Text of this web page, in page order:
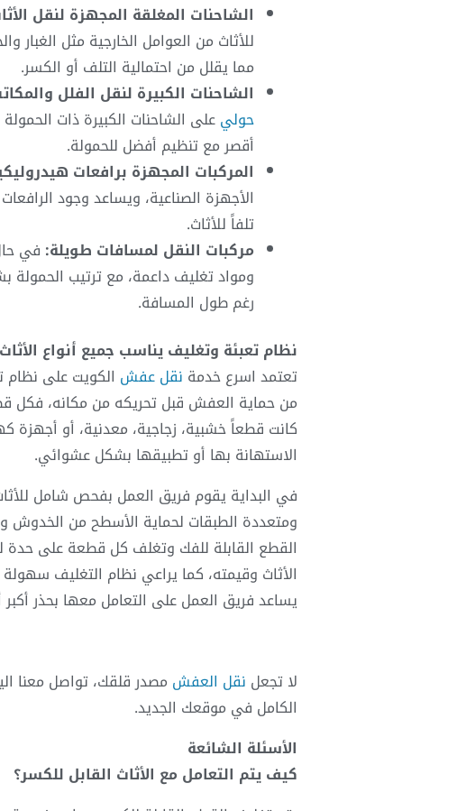
الشاحنات المغلقة المجهزة لنقل
للأثاث من العوامل الخارجية مثل
مما يقلل من احتمالية التلف أو الكسر.
الشاحنات الكبيرة لنقل الفلل
حوليعلى الشاحنات الكبيرة ذات
أقصر مع تنظيم أفضل للحمولة.
المركبات المجهزة برافعات
الأجهزة الصناعية، ويساعد وجود
تلفاً للأثاث.
مركبات النقل لمسافات طويلة: في
ومواد تغليف داعمة، مع ترتيب
رغم طول المسافة.
نظام تعبئة وتغليف يناسب جميع أنواع الأثاث
تعتمد اسرع خدمة نقل عفش الكويت على نظام
من حماية العفش قبل تحريكه من مكانه، فكل
كانت قطعاً خشبية، زجاجية، معدنية، أو أجهزة
الاستهانة بها أو تطبيقها بشكل عشوائي.
في البداية يقوم فريق العمل بفحص شامل
ومتعددة الطبقات لحماية الأسطح من الخدوش
القطع القابلة للفك وتغلف كل قطعة على حدة
الأثاث وقيمته، كما يراعي نظام التغليف
يساعد فريق العمل على التعامل معها بحذر أكبر
لا تجعل نقل العفش مصدر قلقك، تواصل معنا
الكامل في موقعك الجديد.
الأسئلة الشائعة
كيف يتم التعامل مع الأثاث القابل للكسر؟